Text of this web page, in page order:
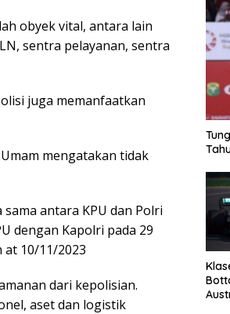
obyek vital, antara lain
sentra pelayanan, sentra
juga memanfaatkan
mengatakan tidak
antara KPU dan Polri
dengan Kapolri pada 29
at 10/11/2023
dari kepolisian.
aset dan logistik